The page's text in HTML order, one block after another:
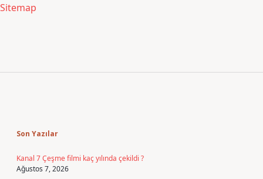
Sitemap
Son Yazılar
Kanal 7 Çeşme filmi kaç yılında çekildi ?
Ağustos 7, 2026